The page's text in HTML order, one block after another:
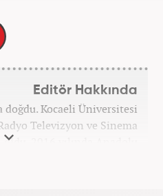
Editör Hakkında
doğdu. Kocaeli Üniversitesi
Televizyon ve Sinema
2016 yılında Anadolu
Nisan 2021'den bu yana